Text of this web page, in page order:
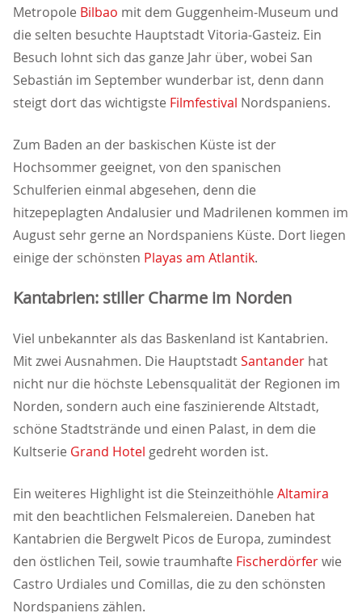
Metropole Bilbao mit dem Guggenheim-Museum und
die selten besuchte Hauptstadt Vitoria-Gasteiz. Ein
Besuch lohnt sich das ganze Jahr über, wobei San
Sebastián im September wunderbar ist, denn dann
steigt dort das wichtigste Filmfestival Nordspaniens.
Zum Baden an der baskischen Küste ist der
Hochsommer geeignet, von den spanischen
Schulferien einmal abgesehen, denn die
hitzepeplagten Andalusier und Madrilenen kommen im
August sehr gerne an Nordspaniens Küste. Dort liegen
einige der schönsten Playas am Atlantik.
Kantabrien: stiller Charme im Norden
Viel unbekannter als das Baskenland ist Kantabrien.
Mit zwei Ausnahmen. Die HauptstadtSantander hat
nicht nur die höchste Lebensqualität der Regionen im
Norden, sondern auch eine faszinierende Altstadt,
schöne Stadtstrände und einen Palast, in dem die
Kultserie Grand Hotel gedreht worden ist.
Ein weiteres Highlight ist die Steinzeithöhle Altamira
mit den beachtlichen Felsmalereien. Daneben hat
Kantabrien die Bergwelt Picos de Europa, zumindest
den östlichen Teil, sowie traumhafte Fischerdörferwie
Castro Urdiales und Comillas, die zu den schönsten
Nordspaniens zählen.